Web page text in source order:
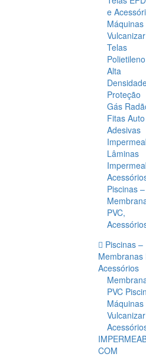
e
Máquinas
Vulcanizar
Telas
Polietileno
Alta
Proteção
Gás
Fitas Auto
Adesivas
Lâminas
Piscinas –
PVC,
Piscinas –
Membranas
Acessórios
PVC
Máquinas
Vulcanizar
COM